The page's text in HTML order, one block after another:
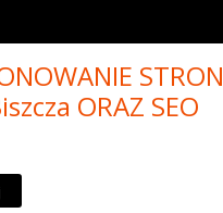
STRON
ORAZ SEO